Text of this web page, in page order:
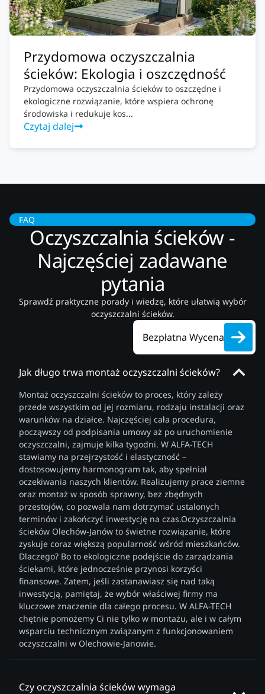
Przydomowa oczyszczalnia
ścieków: Ekologia i oszczędność
Przydomowa oczyszczalnia ścieków to oszczędne i
ekologiczne rozwiązanie, które wspiera ochronę
środowiska i redukuje kos...
Czytaj dalej
Jak długo trwa montaż oczyszczalni ścieków?
Montaż oczyszczalni ścieków to proces, który zależy
przede wszystkim od jej rozmiaru, rodzaju instalacji oraz
warunków na działce. Najczęściej cała procedura,
począwszy od podpisania umowy aż po uruchomienie
oczyszczalni, zajmuje kilka tygodni. W ALFA-TECH
stawiamy na przejrzystość i elastyczność –
dostosowujemy harmonogram tak, aby spełniał
oczekiwania naszych klientów. Realizujemy prace ziemne
oraz montaż w sposób sprawny, bez zbędnych
przestojów, co pozwala nam dotrzymać ustalonych
terminów i zakończyć inwestycję na czas.Oczyszczalnia
ścieków Olechów-Janów to świetne rozwiązanie, które
zyskuje coraz większą popularność wśród mieszkańców.
Dlaczego? Bo to ekologiczne podejście do zarządzania
ściekami, które jednocześnie przynosi korzyści
finansowe. Zatem, jeśli zastanawiasz się nad taką
inwestycją, pamiętaj, że wybór właściwej firmy ma
kluczowe znaczenie dla całego procesu. W ALFA-TECH
chętnie pomożemy Ci nie tylko w montażu, ale i w całym
wsparciu technicznym związanym z funkcjonowaniem
oczyszczalni w Olechowie-Janowie.
Czy oczyszczalnia ścieków wymaga
FAQ
Oczyszczalnia ścieków -
Najczęściej zadawane
pytania
Sprawdź praktyczne porady i wiedzę, które ułatwią wybór
oczyszczalni ścieków.
Bezpłatna Wycena